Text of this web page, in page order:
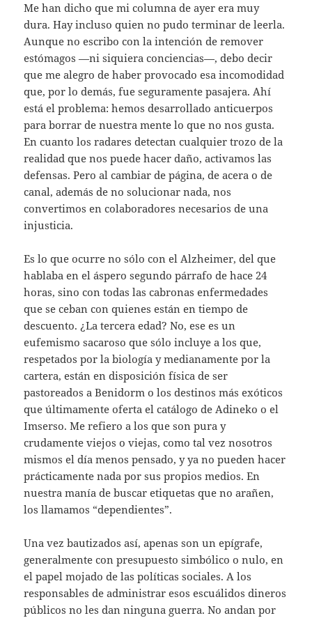
Me han dicho que mi columna de ayer era muy
dura. Hay incluso quien no pudo terminar de leerla.
Aunque no escribo con la intención de remover
estómagos —ni siquiera conciencias—, debo decir
que me alegro de haber provocado esa incomodidad
que, por lo demás, fue seguramente pasajera. Ahí
está el problema: hemos desarrollado anticuerpos
para borrar de nuestra mente lo que no nos gusta.
En cuanto los radares detectan cualquier trozo de la
realidad que nos puede hacer daño, activamos las
defensas. Pero al cambiar de página, de acera o de
canal, además de no solucionar nada, nos
convertimos en colaboradores necesarios de una
injusticia.
Es lo que ocurre no sólo con el Alzheimer, del que
hablaba en el áspero segundo párrafo de hace 24
horas, sino con todas las cabronas enfermedades
que se ceban con quienes están en tiempo de
descuento. ¿La tercera edad? No, ese es un
eufemismo sacaroso que sólo incluye a los que,
respetados por la biología y medianamente por la
cartera, están en disposición física de ser
pastoreados a Benidorm o los destinos más exóticos
que últimamente oferta el catálogo de Adineko o el
Imserso. Me refiero a los que son pura y
crudamente viejos o viejas, como tal vez nosotros
mismos el día menos pensado, y ya no pueden hacer
prácticamente nada por sus propios medios. En
nuestra manía de buscar etiquetas que no arañen,
los llamamos “dependientes”.
Una vez bautizados así, apenas son un epígrafe,
generalmente con presupuesto simbólico o nulo, en
el papel mojado de las políticas sociales. A los
responsables de administrar esos escuálidos dineros
públicos no les dan ninguna guerra. No andan por